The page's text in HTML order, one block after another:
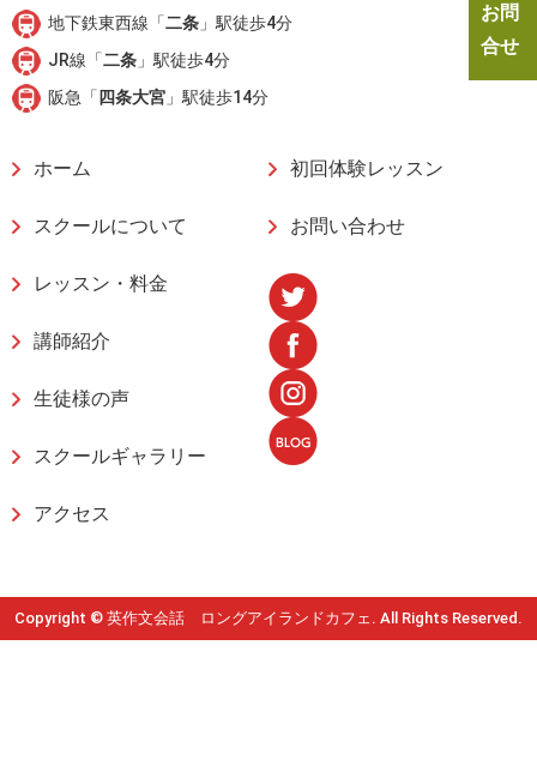
地下鉄東西線「二条 」駅徒歩4分
JR線「二条 」駅徒歩4分
阪急「 四条大宮 」駅徒歩14分
ホーム
スクールについて
レッスン・料金
講師紹介
生徒様の声
スクールギャラリー
アクセス
初回体験レッスン
お問い合わせ
お問
合せ
Copyright © 英作文会話 ロングアイランドカフェ. All Rights Reserved.